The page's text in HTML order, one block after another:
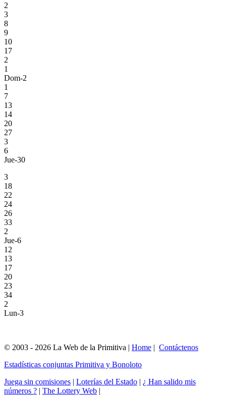
2
3
8
9
10
17
2
1
Dom-2
1
7
13
14
20
27
3
6
Jue-30
3
18
22
24
26
33
2
Jue-6
12
13
17
20
23
34
2
Lun-3
© 2003 - 2026 La Web de la Primitiva | Home | Contáctenos
Estadísticas conjuntas Primitiva y Bonoloto
Juega sin comisiones | Loterías del Estado | ¿ Han salido mis
números ? | The Lottery Web |